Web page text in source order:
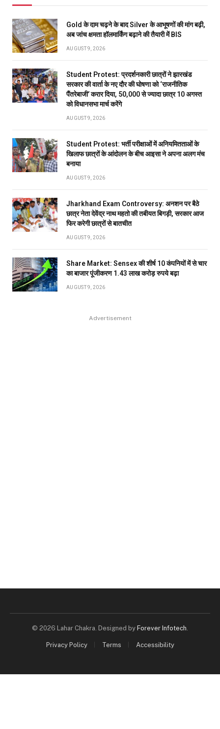
Gold के दाम चढ़ने के बाद Silver के आभूषणों की मांग बढ़ी,
अब जांच क्षमता हॉलमार्किंग बढ़ाने की तैयारी में BIS
AUGUST 9, 2026
Student Protest: प्रदर्शनकारी छात्रों ने झारखंड
सरकार की वार्ता के नए दौर की घोषणा को ‘राजनीतिक
पैंतरेबाजी’ करार दिया, 50,000 से ज्यादा छात्र 10 अगस्त
को विधानसभा मार्च करेंगे
AUGUST 9, 2026
Student Protest: भर्ती परीक्षाओं में अनियमितताओं के
खिलाफ छात्रों के आंदोलन के बीच आइसा ने अपना अलग मंच
बनाया
AUGUST 9, 2026
Jharkhand Exam Controversy: अनशन पर बैठे
छात्र नेता देवेंद्र नाथ महतो की तबीयत बिगड़ी, सरकार आज
फिर करेगी छात्रों से बातचीत
AUGUST 9, 2026
Share Market: Sensex की शीर्ष 10 कंपनियों में से चार
का बाजार पूंजीकरण 1.43 लाख करोड़ रुपये बढ़ा
AUGUST 9, 2026
Advertisement
© 2026 Lahar Chakra. Designed by Forever Infotech
Privacy Policy Terms Accessibility